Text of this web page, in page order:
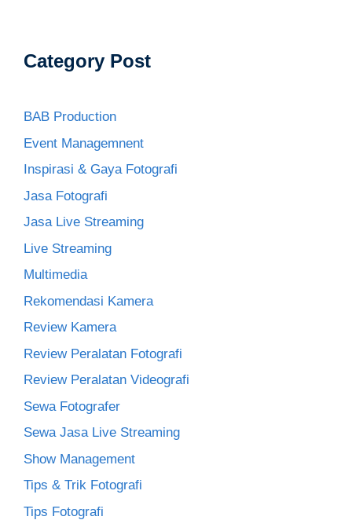
Category Post
BAB Production
Event Managemnent
Inspirasi & Gaya Fotografi
Jasa Fotografi
Jasa Live Streaming
Live Streaming
Multimedia
Rekomendasi Kamera
Review Kamera
Review Peralatan Fotografi
Review Peralatan Videografi
Sewa Fotografer
Sewa Jasa Live Streaming
Show Management
Tips & Trik Fotografi
Tips Fotografi